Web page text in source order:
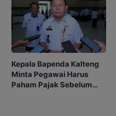
Kepala Bapenda Kalteng
Minta Pegawai Harus
Paham Pajak Sebelum